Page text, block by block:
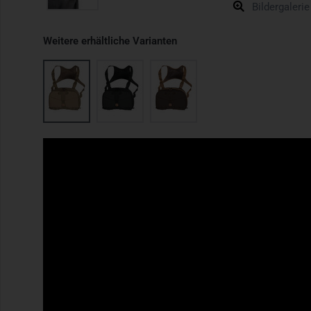
Bildergalerie
Weitere erhältliche Varianten